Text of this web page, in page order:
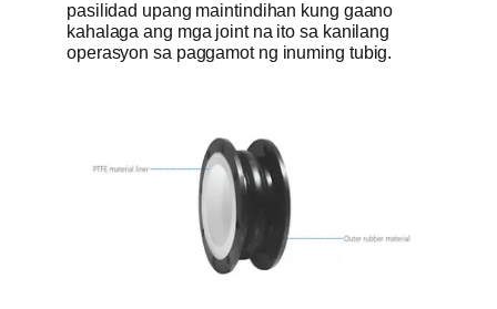
pasilidad upang maintindihan kung gaano
kahalaga ang mga joint na ito sa kanilang
operasyon sa paggamot ng inuming tubig.